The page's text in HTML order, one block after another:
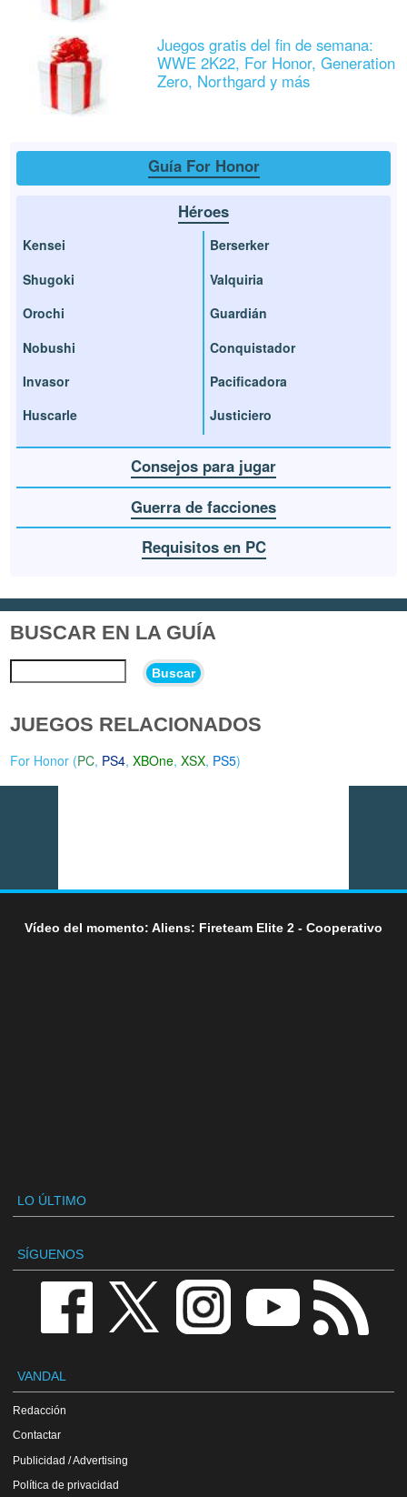
Juegos gratis del fin de semana:
WWE 2K22, For Honor, Generation
Zero, Northgard y más
Guía For Honor
Héroes
Kensei
Shugoki
Orochi
Nobushi
Invasor
Huscarle
Berserker
Valquiria
Guardián
Conquistador
Pacificadora
Justiciero
Consejos para jugar
Guerra de facciones
Requisitos en PC
BUSCAR EN LA GUÍA
Buscar
JUEGOS RELACIONADOS
For Honor (PC, PS4,XBOne,XSX, PS5)
Vídeo del momento: Aliens: Fireteam Elite 2 - Cooperativo
LO ÚLTIMO
SÍGUENOS
VANDAL
Redacción
Contactar
Publicidad / Advertising
Política de privacidad